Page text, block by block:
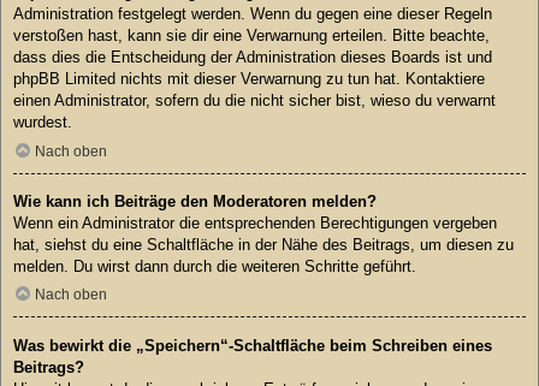
Administration festgelegt werden. Wenn du gegen eine dieser Regeln
verstoßen hast, kann sie dir eine Verwarnung erteilen. Bitte beachte,
dass dies die Entscheidung der Administration dieses Boards ist und
phpBB Limited nichts mit dieser Verwarnung zu tun hat. Kontaktiere
einen Administrator, sofern du die nicht sicher bist, wieso du verwarnt
wurdest.
Nach oben
Wie kann ich Beiträge den Moderatoren melden?
Wenn ein Administrator die entsprechenden Berechtigungen vergeben
hat, siehst du eine Schaltfläche in der Nähe des Beitrags, um diesen zu
melden. Du wirst dann durch die weiteren Schritte geführt.
Nach oben
Was bewirkt die „Speichern“-Schaltfläche beim Schreiben eines
Beitrags?